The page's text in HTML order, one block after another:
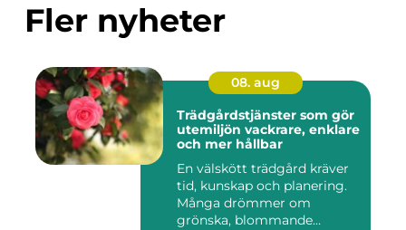
Fler nyheter
08. aug
Trädgårdstjänster som gör
utemiljön vackrare, enklare
och mer hållbar
En välskött trädgård kräver
tid, kunskap och planering.
Många drömmer om
grönska, blommande